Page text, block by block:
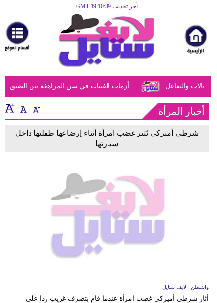
آخر تحديث GMT 19:10:39
مرأة
أزياء
أزياء
إسلامية
فن
ديكور
أزمات الفتيات في سن المراهقة بين الضيق والتفاعل
أخبار المرأة
شرطي أميركي يُثير غضب امرأة أثناء إرضاعها طفلتها داخل
سيارتها
واشنطن - لايف ستايل
أثار شرطي أميركي غضب امرأة عندما قام بتصرف غريب ردا على